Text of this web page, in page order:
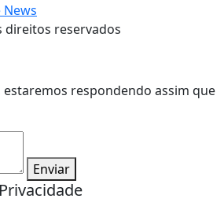
direitos reservados
estaremos respondendo assim que
Enviar